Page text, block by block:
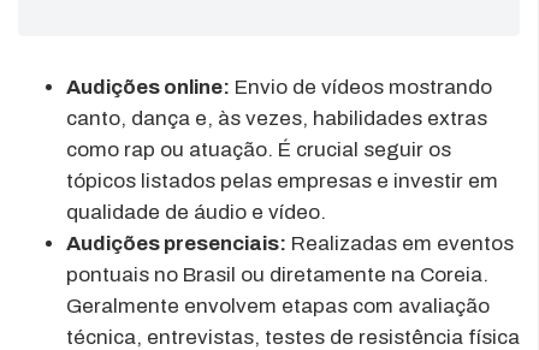
Audições online: Envio de vídeos mostrando
canto, dança e, às vezes, habilidades extras
como rap ou atuação. É crucial seguir os
tópicos listados pelas empresas e investir em
qualidade de áudio e vídeo.
Audições presenciais: Realizadas em eventos
pontuais no Brasil ou diretamente na Coreia.
Geralmente envolvem etapas com avaliação
técnica, entrevistas, testes de resistência física